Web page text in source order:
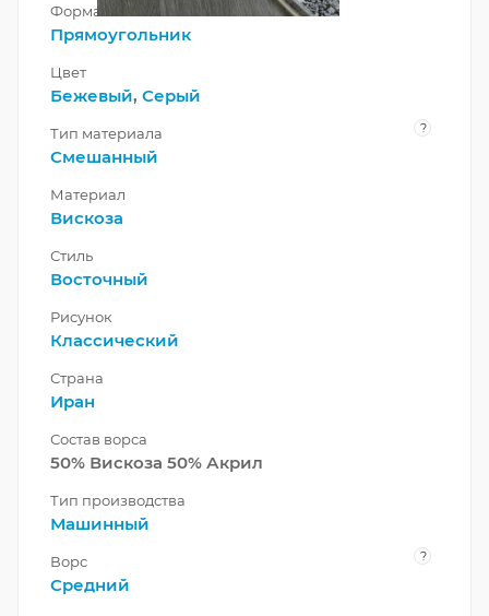
Форма
Прямоугольник
Цвет
Бежевый, Серый
Тип материала ?
Смешанный
Материал
Вискоза
Стиль
Восточный
Рисунок
Классический
Страна
Иран
Состав ворса
50% Вискоза 50% Акрил
Тип производства
Машинный
Ворс ?
Средний